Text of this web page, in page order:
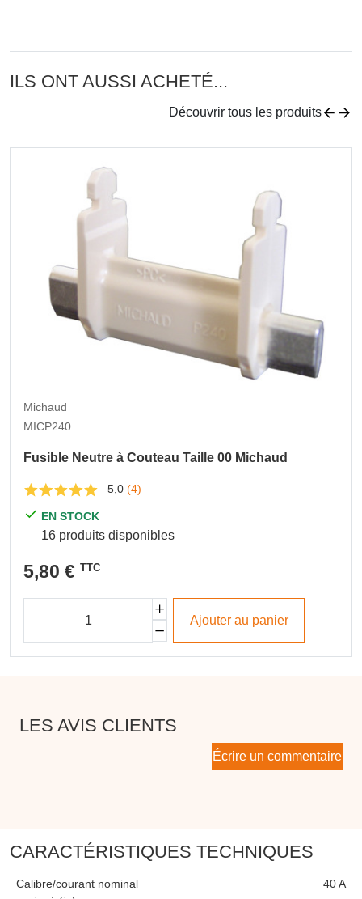
ILS ONT AUSSI ACHETÉ...
Découvrir tous les produits
Michaud
MICP240
Fusible Neutre à Couteau Taille 00 Michaud
5,0 (4)
EN STOCK
16 produits disponibles
5,80 € TTC
Ajouter au panier
LES AVIS CLIENTS
Écrire un commentaire
CARACTÉRISTIQUES TECHNIQUES
Calibre/courant nominal
40 A